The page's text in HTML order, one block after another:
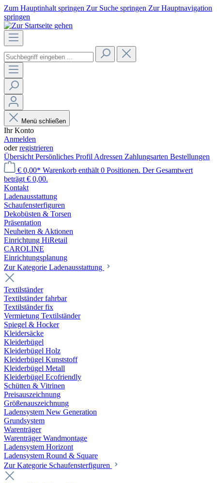
Zum Hauptinhalt springen Zur Suche springen Zur Hauptnavigation
springen
Menü schließen
Ihr Konto
Anmelden
oderregistrieren
Übersicht Persönliches Profil Adressen Zahlungsarten Bestellungen
€ 0,00* Warenkorb enthält 0 Positionen. Der Gesamtwert
beträgt € 0,00.
Kontakt
Laden­ausstattung
Schaufenster­figuren
Dekobüsten & Torsen
Präsentation
Neuheiten & Aktionen
Einrichtung HiRetail
CAROLINE
Einrichtungsplanung
Zur Kategorie Laden­ausstattung
Textilständer
Textilständer fahrbar
Textilständer fix
Vermietung Textilständer
Spiegel & Hocker
Kleidersäcke
Kleiderbügel
Kleiderbügel Holz
Kleiderbügel Kunststoff
Kleiderbügel Metall
Kleiderbügel Ecofriendly
Schütten & Vitrinen
Preisauszeichnung
Größenauszeichnung
Ladensystem New Generation
Grundsystem
Warenträger
Warenträger Wandmontage
Ladensystem Horizont
Ladensystem Round & Square
Zur Kategorie Schaufenster­figuren